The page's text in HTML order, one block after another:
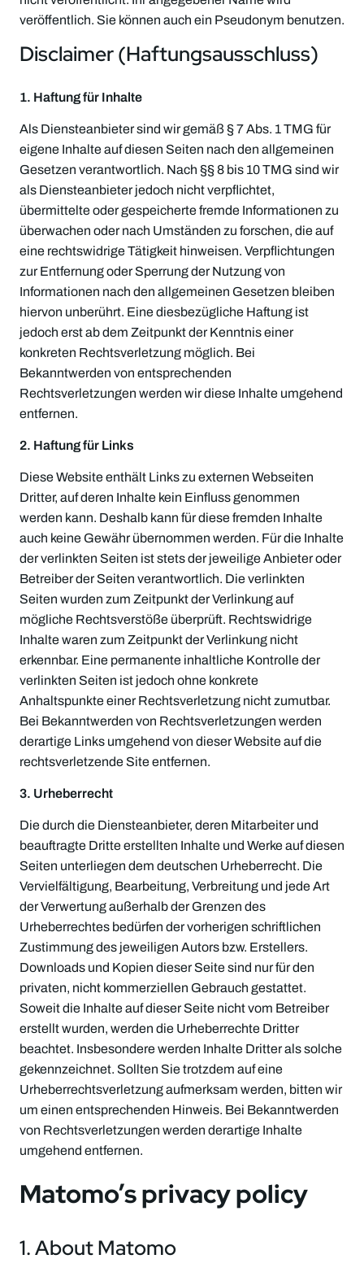
veröffentlich. Sie können auch ein Pseudonym benutzen.
Disclaimer (Haftungsausschluss)
1. Haftung für Inhalte
Als Diensteanbieter sind wir gemäß § 7 Abs. 1 TMG für
eigene Inhalte auf diesen Seiten nach den allgemeinen
Gesetzen verantwortlich. Nach §§ 8 bis 10 TMG sind wir
als Diensteanbieter jedoch nicht verpflichtet,
übermittelte oder gespeicherte fremde Informationen zu
überwachen oder nach Umständen zu forschen, die auf
eine rechtswidrige Tätigkeit hinweisen. Verpflichtungen
zur Entfernung oder Sperrung der Nutzung von
Informationen nach den allgemeinen Gesetzen bleiben
hiervon unberührt. Eine diesbezügliche Haftung ist
jedoch erst ab dem Zeitpunkt der Kenntnis einer
konkreten Rechtsverletzung möglich. Bei
Bekanntwerden von entsprechenden
Rechtsverletzungen werden wir diese Inhalte umgehend
entfernen.
2. Haftung für Links
Diese Website enthält Links zu externen Webseiten
Dritter, auf deren Inhalte kein Einfluss genommen
werden kann. Deshalb kann für diese fremden Inhalte
auch keine Gewähr übernommen werden. Für die Inhalte
der verlinkten Seiten ist stets der jeweilige Anbieter oder
Betreiber der Seiten verantwortlich. Die verlinkten
Seiten wurden zum Zeitpunkt der Verlinkung auf
mögliche Rechtsverstöße überprüft. Rechtswidrige
Inhalte waren zum Zeitpunkt der Verlinkung nicht
erkennbar. Eine permanente inhaltliche Kontrolle der
verlinkten Seiten ist jedoch ohne konkrete
Anhaltspunkte einer Rechtsverletzung nicht zumutbar.
Bei Bekanntwerden von Rechtsverletzungen werden
derartige Links umgehend von dieser Website auf die
rechtsverletzende Site entfernen.
3. Urheberrecht
Die durch die Diensteanbieter, deren Mitarbeiter und
beauftragte Dritte erstellten Inhalte und Werke auf diesen
Seiten unterliegen dem deutschen Urheberrecht. Die
Vervielfältigung, Bearbeitung, Verbreitung und jede Art
der Verwertung außerhalb der Grenzen des
Urheberrechtes bedürfen der vorherigen schriftlichen
Zustimmung des jeweiligen Autors bzw. Erstellers.
Downloads und Kopien dieser Seite sind nur für den
privaten, nicht kommerziellen Gebrauch gestattet.
Soweit die Inhalte auf dieser Seite nicht vom Betreiber
erstellt wurden, werden die Urheberrechte Dritter
beachtet. Insbesondere werden Inhalte Dritter als solche
gekennzeichnet. Sollten Sie trotzdem auf eine
Urheberrechtsverletzung aufmerksam werden, bitten wir
um einen entsprechenden Hinweis. Bei Bekanntwerden
von Rechtsverletzungen werden derartige Inhalte
umgehend entfernen.
Matomo’s privacy policy
1. About Matomo